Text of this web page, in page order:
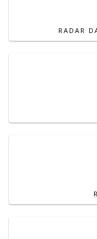
RADAR